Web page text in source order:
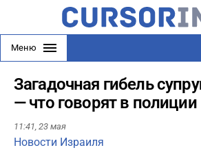
Меню
Загадочная гибель
— что говорят в полиции
11:41, 23 мая
Новости Израиля